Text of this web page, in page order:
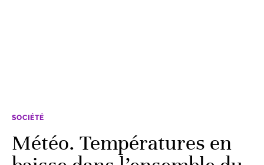
SOCIÉTÉ
Météo. Températures en